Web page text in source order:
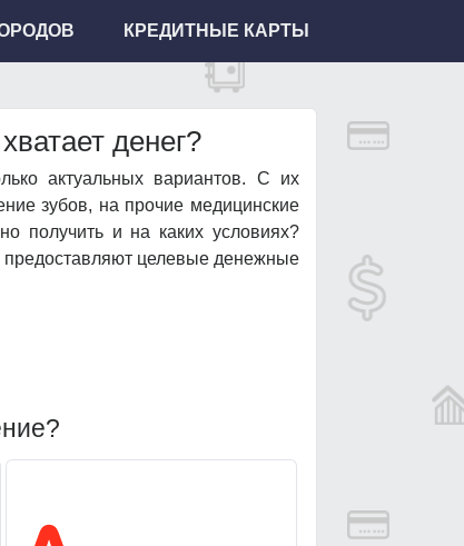
КРЕДИТНЫЕ КАРТЫ
денег?
актуальных вариантов. С их
зубов, на прочие медицинские
получить и на каких условиях?
предоставляют целевые денежные